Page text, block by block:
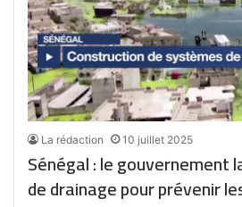
La rédaction 10 juillet 2025
Sénégal : le gouvernement
de drainage pour prévenir